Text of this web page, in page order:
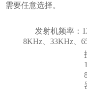
需要任意选择。
发射机频率：
8KHz、33KHz、